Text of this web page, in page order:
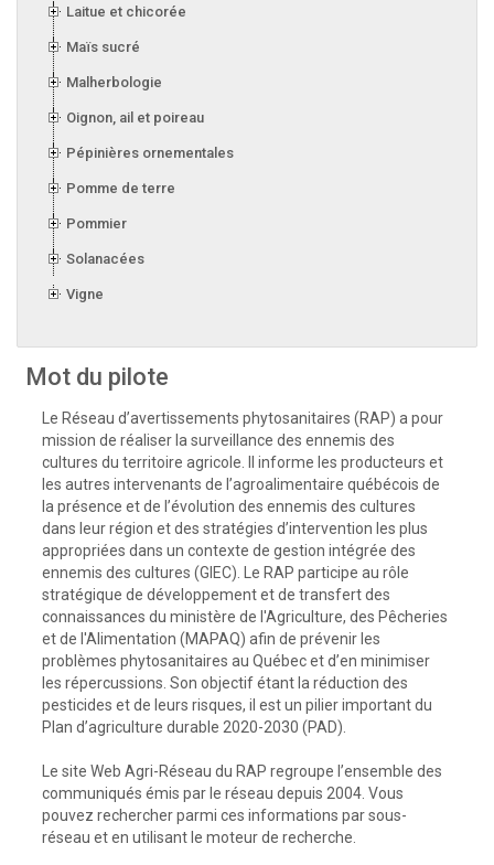
Laitue et chicorée
Maïs sucré
Malherbologie
Oignon, ail et poireau
Pépinières ornementales
Pomme de terre
Pommier
Solanacées
Vigne
Mot du pilote
Le Réseau d’avertissements phytosanitaires (RAP) a pour
mission de réaliser la surveillance des ennemis des
cultures du territoire agricole. Il informe les producteurs et
les autres intervenants de l’agroalimentaire québécois de
la présence et de l’évolution des ennemis des cultures
dans leur région et des stratégies d’intervention les plus
appropriées dans un contexte de gestion intégrée des
ennemis des cultures (GIEC). Le RAP participe au rôle
stratégique de développement et de transfert des
connaissances du ministère de l'Agriculture, des Pêcheries
et de l'Alimentation (MAPAQ) afin de prévenir les
problèmes phytosanitaires au Québec et d’en minimiser
les répercussions. Son objectif étant la réduction des
pesticides et de leurs risques, il est un pilier important du
Plan d’agriculture durable 2020-2030 (PAD).
Le site Web Agri-Réseau du RAP regroupe l’ensemble des
communiqués émis par le réseau depuis 2004. Vous
pouvez rechercher parmi ces informations par sous-
réseau et en utilisant le moteur de recherche.